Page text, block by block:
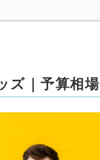
ズ｜予算相場